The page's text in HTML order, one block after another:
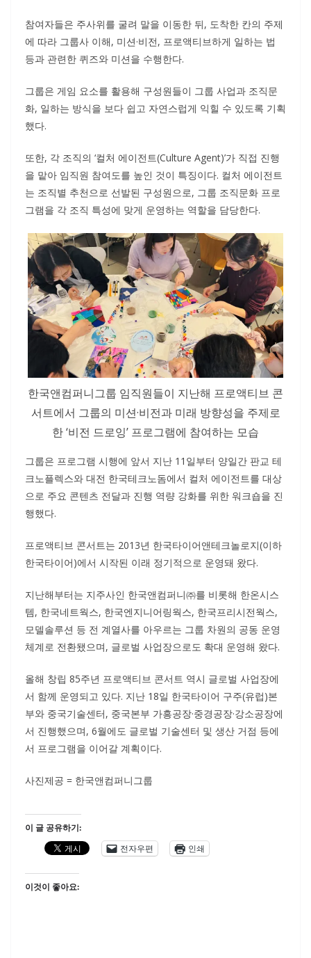
참여자들은 주사위를 굴려 말을 이동한 뒤, 도착한 칸의 주제
에 따라 그룹사 이해, 미션·비전, 프로액티브하게 일하는 법
등과 관련한 퀴즈와 미션을 수행한다.
그룹은 게임 요소를 활용해 구성원들이 그룹 사업과 조직문
화, 일하는 방식을 보다 쉽고 자연스럽게 익힐 수 있도록 기획
했다.
또한, 각 조직의 ‘컬처 에이전트(Culture Agent)’가 직접 진행
을 맡아 임직원 참여도를 높인 것이 특징이다. 컬처 에이전트
는 조직별 추천으로 선발된 구성원으로, 그룹 조직문화 프로
그램을 각 조직 특성에 맞게 운영하는 역할을 담당한다.
한국앤컴퍼니그룹 임직원들이 지난해 프로액티브 콘
서트에서 그룹의 미션·비전과 미래 방향성을 주제로
한 ‘비전 드로잉’ 프로그램에 참여하는 모습
그룹은 프로그램 시행에 앞서 지난 11일부터 양일간 판교 테
크노플렉스와 대전 한국테크노돔에서 컬처 에이전트를 대상
으로 주요 콘텐츠 전달과 진행 역량 강화를 위한 워크숍을 진
행했다.
프로액티브 콘서트는 2013년 한국타이어앤테크놀로지(이하
한국타이어)에서 시작된 이래 정기적으로 운영돼 왔다.
지난해부터는 지주사인 한국앤컴퍼니㈜를 비롯해 한온시스
템, 한국네트웍스, 한국엔지니어링웍스, 한국프리시전웍스,
모델솔루션 등 전 계열사를 아우르는 그룹 차원의 공동 운영
체계로 전환됐으며, 글로벌 사업장으로도 확대 운영해 왔다.
올해 창립 85주년 프로액티브 콘서트 역시 글로벌 사업장에
서 함께 운영되고 있다. 지난 18일 한국타이어 구주(유럽)본
부와 중국기술센터, 중국본부 가흥공장·중경공장·강소공장에
서 진행했으며, 6월에도 글로벌 기술센터 및 생산 거점 등에
서 프로그램을 이어갈 계획이다.
사진제공 = 한국앤컴퍼니그룹
이 글 공유하기:
전자우편
인쇄
이것이 좋아요: